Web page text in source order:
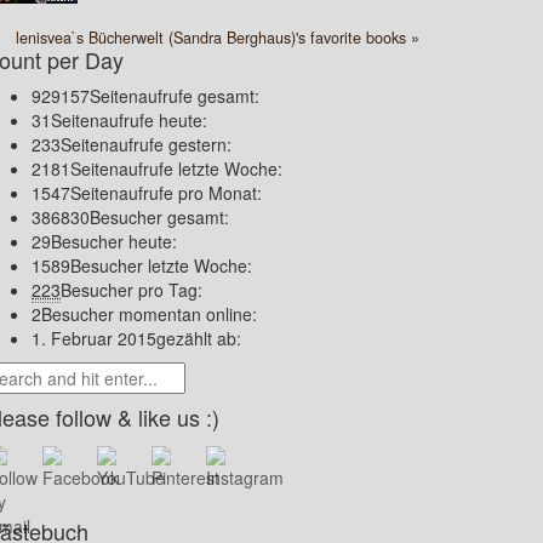
lenisvea`s Bücherwelt (Sandra Berghaus)'s favorite books »
per Day
929157Seitenaufrufe gesamt:
31Seitenaufrufe heute:
233Seitenaufrufe gestern:
2181Seitenaufrufe letzte Woche:
1547Seitenaufrufe pro Monat:
386830Besucher gesamt:
29Besucher heute:
1589Besucher letzte Woche:
223Besucher pro Tag:
2Besucher momentan online:
1. Februar 2015gezählt ab:
follow & like us :)